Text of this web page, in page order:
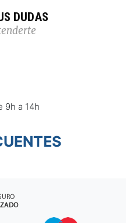
DUDAS
9h a 14h